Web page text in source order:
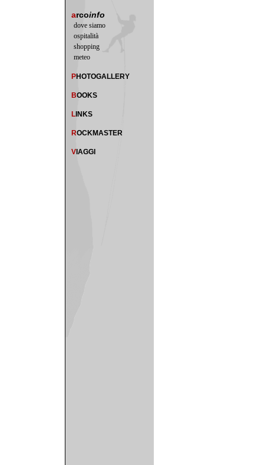
arcoinfo
dove siamo
ospitalità
shopping
meteo
PHOTOGALLERY
BOOKS
L INKS
ROCKMASTER
V IAGGI